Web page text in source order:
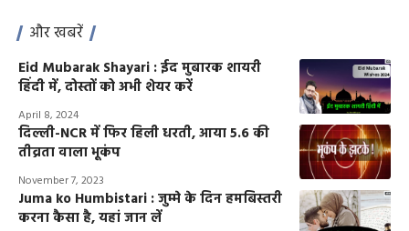
और खबरें
Eid Mubarak Shayari : ईद मुबारक शायरी
हिंदी में, दोस्तों को अभी शेयर करें
April 8, 2024
दिल्ली-NCR में फिर हिली धरती, आया 5.6 की
तीव्रता वाला भूकंप
November 7, 2023
Juma ko Humbistari : जुम्मे के दिन हमबिस्तरी
करना कैसा है, यहां जान लें